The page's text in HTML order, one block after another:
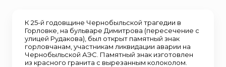
К 25-й годовщине Чернобыльской трагедии в
Горловке, на бульваре Димитрова (пересечение с
улицей Рудакова), был открыт памятный знак
горловчанам, участникам ликвидации аварии на
Чернобыльской АЭС. Памятный знак изготовлен
из красного гранита с вырезанным колоколом.